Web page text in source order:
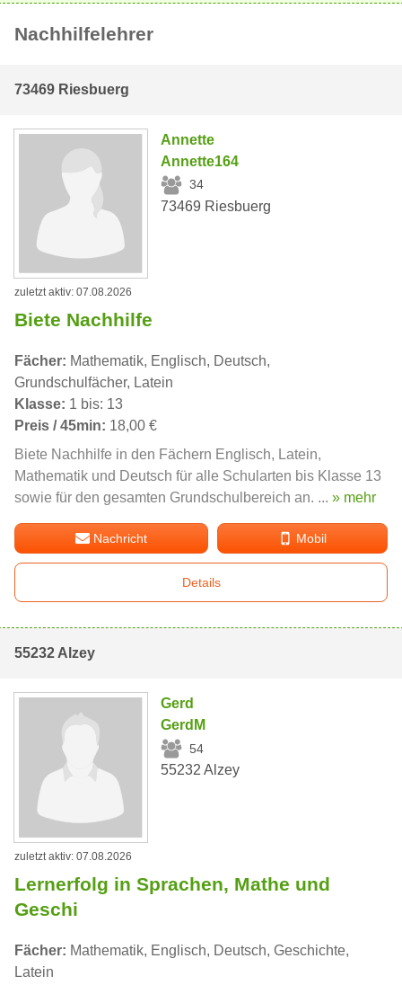
Nachhilfelehrer
73469 Riesbuerg
Annette
Annette164
34
73469 Riesbuerg
zuletzt aktiv: 07.08.2026
Biete Nachhilfe
Fächer: Mathematik, Englisch, Deutsch,
Grundschulfächer, Latein
Klasse: 1 bis: 13
Preis / 45min: 18,00 €
Biete Nachhilfe in den Fächern Englisch, Latein,
Mathematik und Deutsch für alle Schularten bis Klasse 13
sowie für den gesamten Grundschulbereich an. ... » mehr
Nachricht Mobil
Details
55232 Alzey
Gerd
GerdM
54
55232 Alzey
zuletzt aktiv: 07.08.2026
Lernerfolg in Sprachen, Mathe und
Geschi
Fächer: Mathematik, Englisch, Deutsch, Geschichte,
Latein